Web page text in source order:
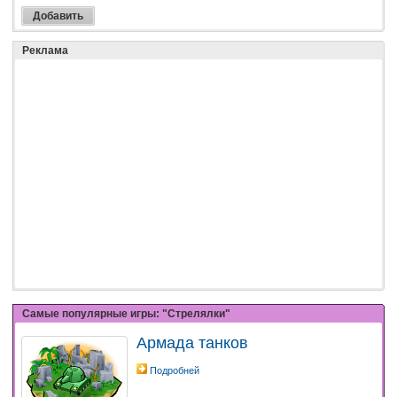
Реклама
Самые популярные игры: "Стрелялки"
Армада танков
Подробней